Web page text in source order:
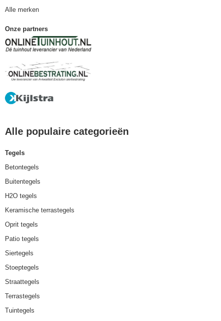
Alle merken
Onze partners
Alle populaire categorieën
Tegels
Betontegels
Buitentegels
H2O tegels
Keramische terrastegels
Oprit tegels
Patio tegels
Siertegels
Stoeptegels
Straattegels
Terrastegels
Tuintegels